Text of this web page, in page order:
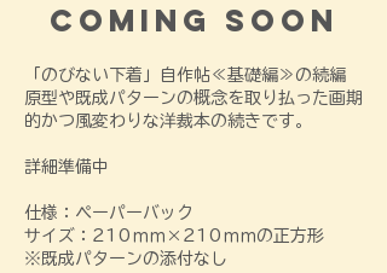
Coming soon
「のびない下着」自作帖≪基礎編≫の続編
​原型や既成パターンの概念を取り払った画期
的かつ風変わりな洋裁本の続きです。
詳細準備中
​仕様：ペーパーバック
サイズ：210ｍｍ×210ｍｍの正方形
​※既成パターンの添付なし​​​​​